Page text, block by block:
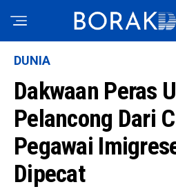
DUNIA
Dakwaan Peras
Pelancong Dari
Pegawai
Dipecat